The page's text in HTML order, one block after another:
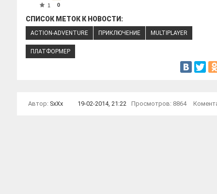
1
0
СПИСОК МЕТОК К НОВОСТИ:
ACTION-ADVENTURE ПРИКЛЮЧЕНИЕ MULTIPLAYER
ПЛАТФОРМЕР
Автор: SxXx 19-02-2014, 21:22 Просмотров: 8864